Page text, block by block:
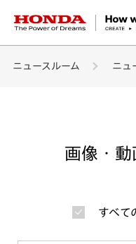
HONDA The Power
ニュースルーム ニュ
画像・動
すべて